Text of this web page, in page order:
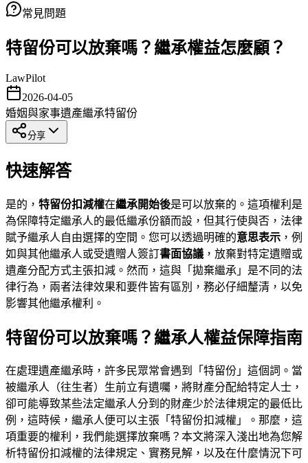
常見問題
特留份可以放棄嗎？繼承權益怎麼顧？
LawPilot
2026-04-05
婚姻與家事遺產繼承特留份
分享
快速解答
是的， 特留份扣減權在繼承開始後是可以放棄的。這項權利是
為保障特定繼承人的最低繼承份額而設，但其行使與否，法律
賦予繼承人自由選擇的空間。您可以透過明確的意思表示 ，例
如與其他繼承人或受遺贈人簽訂書面協議 ，放棄對特定遺贈或
遺產分配方式主張扣減。然而，這與「拋棄繼承」是不同的法
律行為，兩者法律效果和要件皆有區別，務必仔細釐清，以免
影響其他繼承權利。
特留份可以放棄嗎？繼承人權益保障指南
在處理遺產繼承時，許多民眾常會遇到「特留份」這個詞。當
被繼承人（往生者）生前立有遺囑，將財產分配給特定人士，
卻可能導致某些法定繼承人分到的財產少於法律規定的最低比
例，這時候，繼承人便可以主張「特留份扣減權」。那麼，這
項重要的權利，我們能選擇放棄嗎？本文將深入淺出地為您解
析特留份扣減權的法律規定、實務見解，以及在什麼情況下可